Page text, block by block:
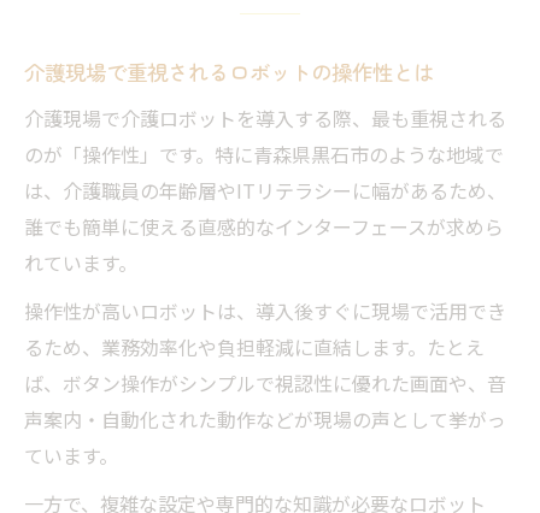
介護現場で重視されるロボットの操作性とは
介護現場で介護ロボットを導入する際、最も重視される
のが「操作性」です。特に青森県黒石市のような地域で
は、介護職員の年齢層やITリテラシーに幅があるため、
誰でも簡単に使える直感的なインターフェースが求めら
れています。
操作性が高いロボットは、導入後すぐに現場で活用でき
るため、業務効率化や負担軽減に直結します。たとえ
ば、ボタン操作がシンプルで視認性に優れた画面や、音
声案内・自動化された動作などが現場の声として挙がっ
ています。
一方で、複雑な設定や専門的な知識が必要なロボット